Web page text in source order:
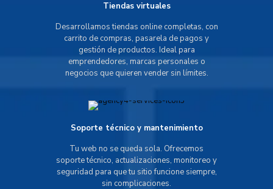
Tiendas virtuales
Desarrollamos tiendas online completas, con
carrito de compras, pasarela de pagos y
gestión de productos. Ideal para
emprendedores, marcas personales o
negocios que quieren vender sin límites.
Soporte técnico y mantenimiento
Tu web no se queda sola. Ofrecemos
soporte técnico, actualizaciones, monitoreo y
seguridad para que tu sitio funcione siempre,
sin complicaciones.